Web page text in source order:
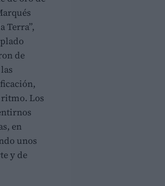
Terra”,
de
Los
en
unos
y de